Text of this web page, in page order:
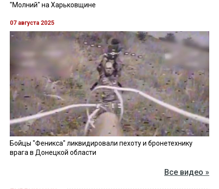
"Молний" на Харьковщине
07 августа 2025
Бойцы "Феникса" ликвидировали пехоту и бронетехнику
врага в Донецкой области
Все видео »